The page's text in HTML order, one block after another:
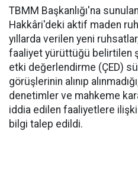
TBMM Başkanlığı'na
Hakkâri'deki aktif maden
yıllarda verilen yeni
faaliyet yürüttüğü belirtilen
etki değerlendirme (ÇED)
görüşlerinin alınıp
denetimler ve mahkeme
iddia edilen faaliyetlere
bilgi talep edildi.